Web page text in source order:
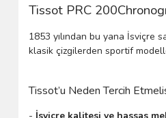
Tissot PRC
1853 yılından bu yana İsviçre
klasik çizgilerden sportif
Tissot’u Neden Tercih
- İsviçre kalitesi ve hassas